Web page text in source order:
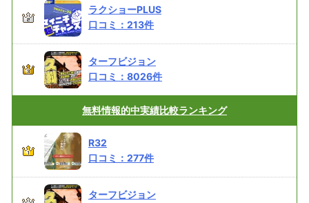
ラクショーPLUS
口コミ： 213件
ターフビジョン
口コミ： 8026件
無料情報的中実績比較ランキング
R32
口コミ： 277件
ターフビジョン